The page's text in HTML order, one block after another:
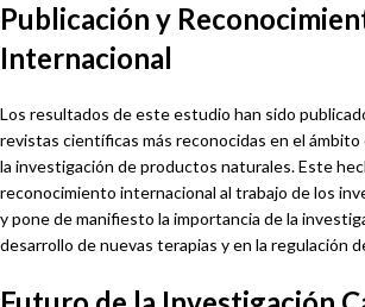
Publicación y
Internacional
Los resultados de este estudio han sido
revistas científicas más reconocidas en el ámbito
la investigación de productos naturales. Este
reconocimiento internacional al trabajo de los
y pone de manifiesto la importancia de la
desarrollo de nuevas terapias y en la regulación